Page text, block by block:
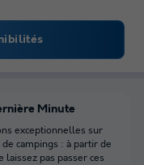
Minute
exceptionnelles sur
campings : à partir de
laissez pas passer ces